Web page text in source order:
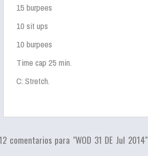
15 burpees
10 sit ups
10 burpees
Time cap 25 min.
C: Stretch.
comentarios para "WOD 31 DE Jul 2014"